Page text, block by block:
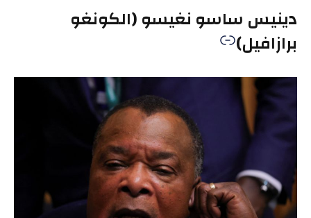
دينيس ساسو نغيسو (الكونغو
برازافيل)